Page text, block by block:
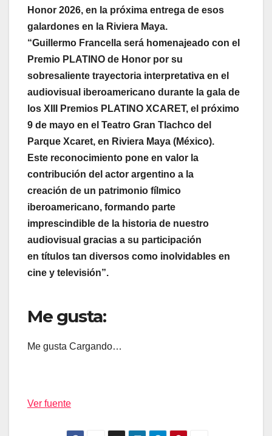
Honor 2026, en la próxima entrega de esos
galardones en la Riviera Maya.
“Guillermo Francella será homenajeado con el
Premio PLATINO de Honor por su
sobresaliente trayectoria interpretativa en el
audiovisual iberoamericano durante la gala de
los XIII Premios PLATINO XCARET, el próximo
9 de mayo en el Teatro Gran Tlachco del
Parque Xcaret, en Riviera Maya (México).
Este reconocimiento pone en valor la
contribución del actor argentino a la
creación de un patrimonio fílmico
iberoamericano, formando parte
imprescindible de la historia de nuestro
audiovisual gracias a su participación
en títulos tan diversos como inolvidables en
cine y televisión”.
Me gusta:
Me gusta Cargando…
Ver fuente